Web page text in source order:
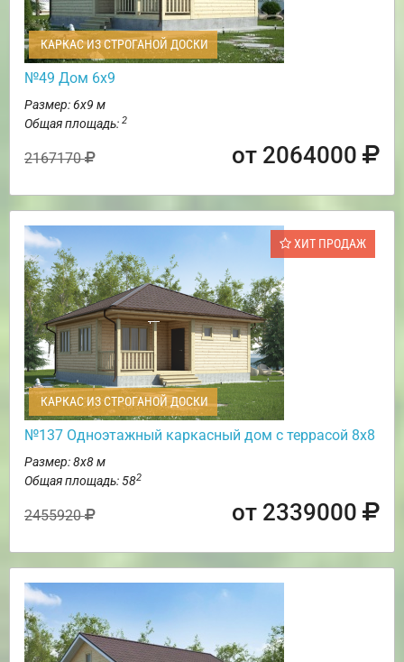
КАРКАС ИЗ СТРОГАНОЙ ДОСКИ
№49 Дом 6х9
Размер: 6х9 м
Общая площадь: 2
2167170 от 2064000
ХИТ ПРОДАЖ
КАРКАС ИЗ СТРОГАНОЙ ДОСКИ
№137 Одноэтажный каркасный дом с террасой 8х8
Размер: 8х8 м
Общая площадь: 582
2455920 от 2339000